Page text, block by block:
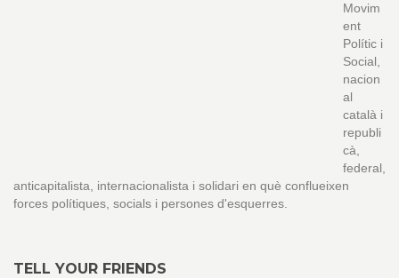
Movim
ent
Polític i
Social,
nacion
al
català i
republi
cà,
federal,
anticapitalista, internacionalista i solidari en què conflueixen
forces polítiques, socials i persones d'esquerres.
TELL YOUR FRIENDS